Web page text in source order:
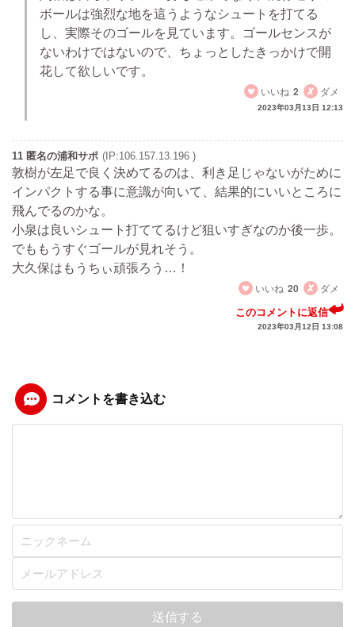
ボールは強烈な地を這うようなシュートを打てる
し、実際そのゴールを見ています。ゴールセンスが
ないわけではないので、ちょっとしたきっかけで開
花して欲しいです。
いいね 2 ダメ
2023年03月13日 12:13
11 匿名の浦和サポ (IP:106.157.13.196 )
敦樹が左足で良く決めてるのは、利き足じゃないがために
インパクトする事に意識が向いて、結果的にいいところに
飛んでるのかな。
小泉は良いシュート打ててるけど狙いすぎなのか後一歩。
でももうすぐゴールが見れそう。
大久保はもうちぃ頑張ろう…！
いいね 20 ダメ
このコメントに返信
2023年03月12日 13:08
コメントを書き込む